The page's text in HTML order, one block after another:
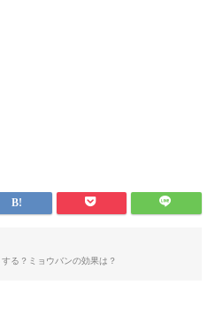
る？ミョウバンの効果は？